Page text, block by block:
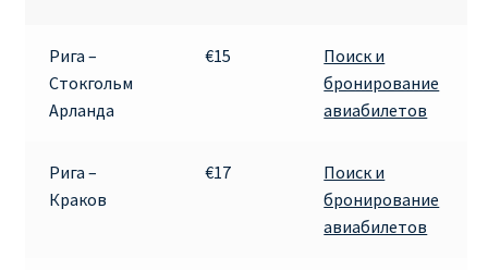
Рига –
Стокгольм
Арланда
€15
Поиск и
бронирование
авиабилетов
Рига –
Краков
€17
Поиск и
бронирование
авиабилетов